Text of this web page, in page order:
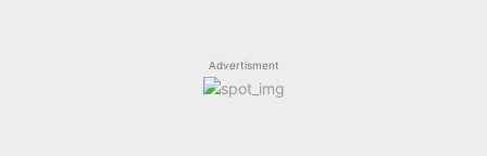
Advertisment